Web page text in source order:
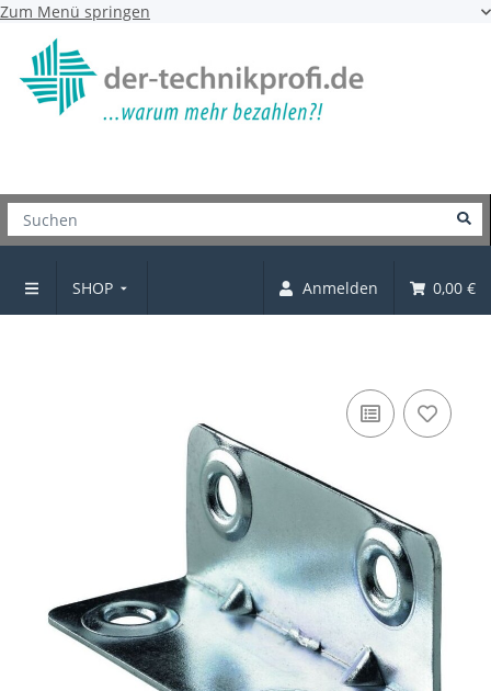
Zum Menü springen
SHOP Anmelden 0,00 €
Längswinkel